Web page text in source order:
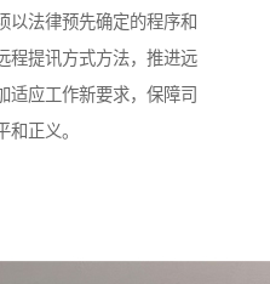
以法律预先确定的程序和
程提讯方式方法，推进远
适应工作新要求，保障司
正义。